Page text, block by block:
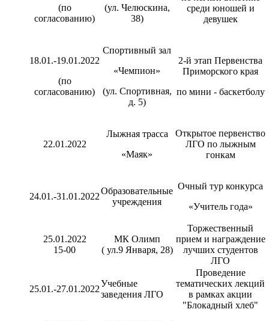
(по
согласованию)
(ул. Челюскина,
38)
среди юношей и
девушек
18.01.-19.01.2022
(по
согласованию)
Спортивный зал
«Чемпион»
(ул. Спортивная,
д. 5)
2-й этап Первенства
Приморского края
по мини - баскетболу
22.01.2022
Лыжная трасса
«Маяк»
Открытое первенство
ЛГО по лыжным
гонкам
24.01.-31.01.2022
Образовательные
учреждения
Очный тур конкурса
«Учитель года»
25.01.2022
15-00
МК Олимп
( ул.9 Января, 28)
Торжественный
прием и награждение
лучших студентов
ЛГО
25.01.-27.01.2022
Учебные
заведения ЛГО
Проведение
тематических лекций
в рамках акции
"Блокадный хлеб"